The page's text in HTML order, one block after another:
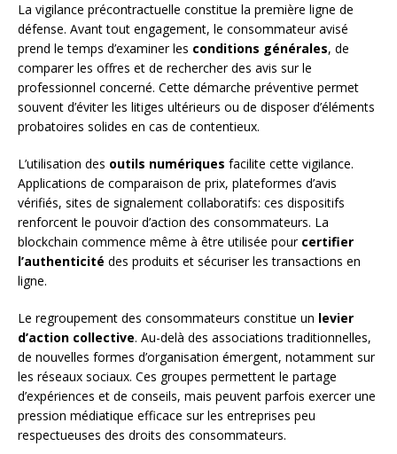
La vigilance précontractuelle constitue la première ligne de
défense. Avant tout engagement, le consommateur avisé
prend le temps d’examiner les conditions générales, de
comparer les offres et de rechercher des avis sur le
professionnel concerné. Cette démarche préventive permet
souvent d’éviter les litiges ultérieurs ou de disposer d’éléments
probatoires solides en cas de contentieux.
L’utilisation des outils numériques facilite cette vigilance.
Applications de comparaison de prix, plateformes d’avis
vérifiés, sites de signalement collaboratifs: ces dispositifs
renforcent le pouvoir d’action des consommateurs. La
blockchain commence même à être utilisée pour certifier
l’authenticité des produits et sécuriser les transactions en
ligne.
Le regroupement des consommateurs constitue un levier
d’action collective. Au-delà des associations traditionnelles,
de nouvelles formes d’organisation émergent, notamment sur
les réseaux sociaux. Ces groupes permettent le partage
d’expériences et de conseils, mais peuvent parfois exercer une
pression médiatique efficace sur les entreprises peu
respectueuses des droits des consommateurs.